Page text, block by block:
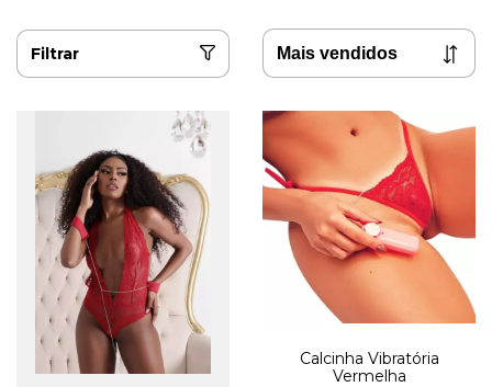
Filtrar
Calcinha Vibratória
Vermelha